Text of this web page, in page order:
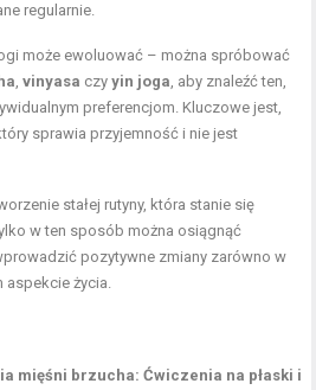
regularnie.
może ewoluować – można spróbować
,vinyasa czyyin joga, aby znaleźć ten,
preferencjom. Kluczowe jest,
sprawia przyjemność i nie jest
stałej rutyny, która stanie się
w ten sposób można osiągnąć
pozytywne zmiany zarówno w
aspekcie życia.
mięśni brzucha: Ćwiczenia na płaski i